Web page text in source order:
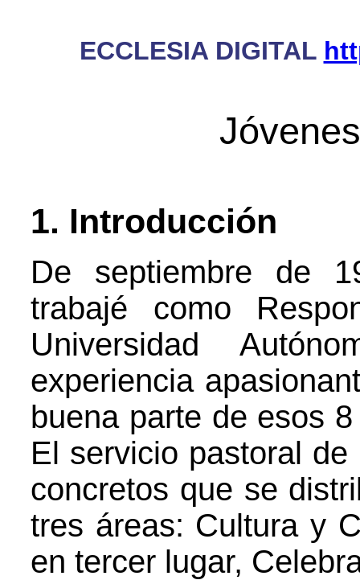
ECCLESIA DIGITAL
1. Introducción
De septiembre de
trabajé como
Universidad
experiencia
buena parte de esos
El servicio pastoral
concretos que se
tres áreas: Cultura y
en tercer lugar,